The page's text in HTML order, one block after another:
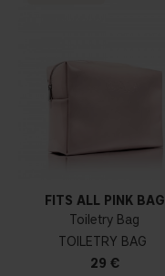
FITS ALL PINK BAG
Toiletry Bag
TOILETRY BAG
29 €